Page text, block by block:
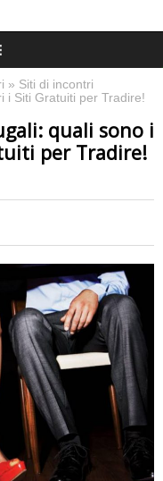
» Siti di incontri
i Siti Gratuiti per Tradire!
quali sono i
per Tradire!